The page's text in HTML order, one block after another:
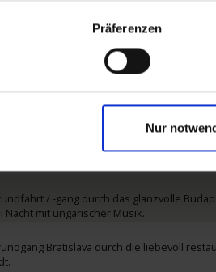
Präferenzen
Nur
bis zum 26.03.2026
/ -gang durch die traditionsreiche
zu einem typisch-urigen Wiener
/ -gang durch das glanzvolle
mit ungarischer Musik.
Bratislava durch die liebevoll